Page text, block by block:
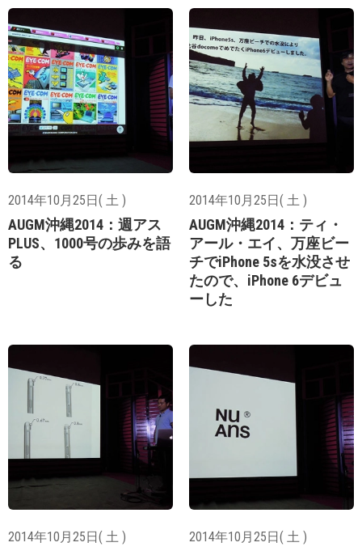
2014年10月25日( 土 )
AUGM沖縄2014：週アス
PLUS、1000号の歩みを語
る
2014年10月25日( 土 )
AUGM沖縄2014：ティ・
アール・エイ、万座ビー
チでiPhone 5sを水没させ
たので、iPhone 6デビュ
ーした
2014年10月25日( 土 ) 2014年10月25日( 土 )